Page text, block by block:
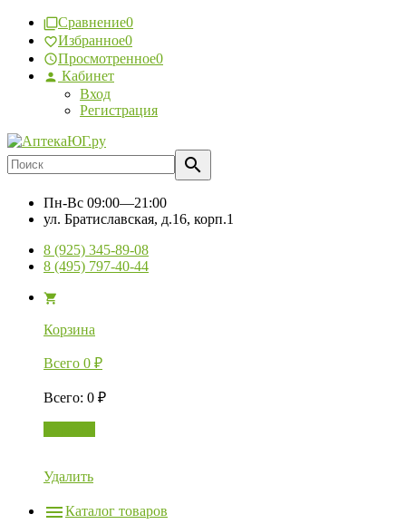
Сравнение0
Избранное0
Просмотренное0
Кабинет
Вход
Регистрация
Пн-Вс 09:00—21:00
ул. Братиславская, д.16, корп.1
8 (925) 345-89-08
8 (495) 797-40-44
Корзина
Всего 0 ₽
Всего: 0 ₽
Удалить
Каталог товаров